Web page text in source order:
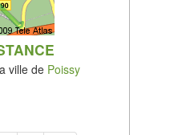
ville de Poissy